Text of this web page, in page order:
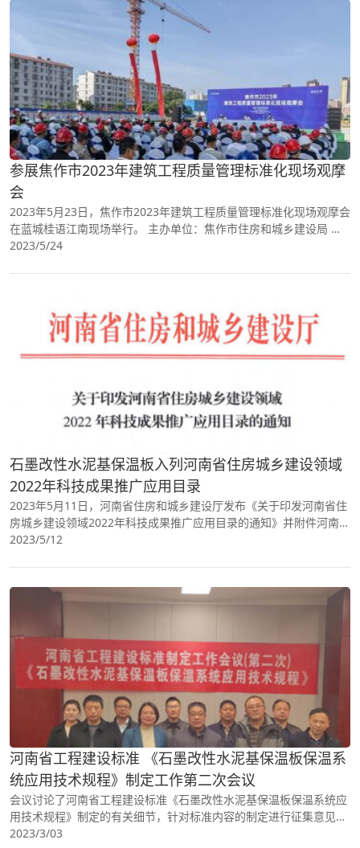
参展焦作市2023年建筑工程质量管理标准化现场观摩
会
2023年5月23日，焦作市2023年建筑工程质量管理标准化现场观摩会
在蓝城桂语江南现场举行。 主办单位：焦作市住房和城乡建设局 协
办单位：山阳区住房和城乡建设局 承办单位：河南蓝鸿置业有限公
2023/5/24
石墨改性水泥基保温板入列河南省住房城乡建设领域
2022年科技成果推广应用目录
2023年5月11日，河南省住房和城乡建设厅发布《关于印发河南省住
房城乡建设领域2022年科技成果推广应用目录的通知》并附件河南省
住房城乡建设领域2022年科技成果推广应用目录。石墨改性水泥基保
2023/5/12
河南省工程建设标准 《石墨改性水泥基保温板保温系
统应用技术规程》制定工作第二次会议
会议讨论了河南省工程建设标准《石墨改性水泥基保温板保温系统应
用技术规程》制定的有关细节，针对标准内容的制定进行征集意见，
进一步明确了制定工作的分工及安排。
2023/3/03